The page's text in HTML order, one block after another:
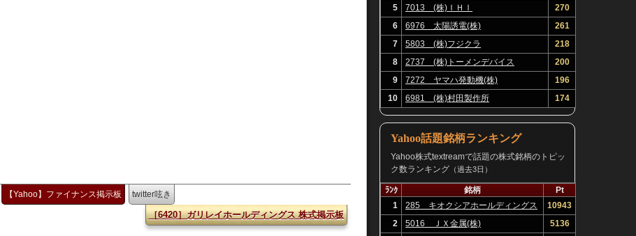
【Yahoo】ファイナンス掲示板 twitter呟き
［6420］ガリレイホールディングス 株式掲示板
5
7013 (株)ＩＨＩ
270
6
6976 太陽誘電(株)
261
7
5803 (株)フジクラ
218
8
2737 (株)トーメンデバイス
200
9
7272 ヤマハ発動機(株)
196
10
6981 (株)村田製作所 174
Yahoo話題銘柄ランキング
Yahoo株式textreamで話題の株式銘柄のトピッ
ク数ランキング（過去3日）
ﾗﾝｸ 銘柄
Pt
1
285 キオクシアホールディングス
(株)
10943
2
5016 ＪＸ金属(株)
5136